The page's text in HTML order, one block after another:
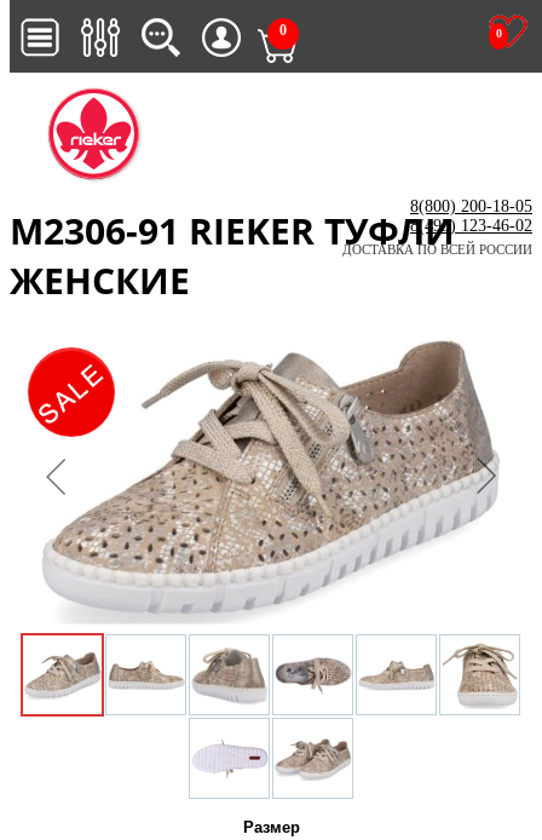
0
0
8(800) 200-18-05
8(495) 123-46-02
ДОСТАВКА ПО ВСЕЙ РОССИИ
M2306-91 RIEKER ТУФЛИ
ЖЕНСКИЕ
Размер